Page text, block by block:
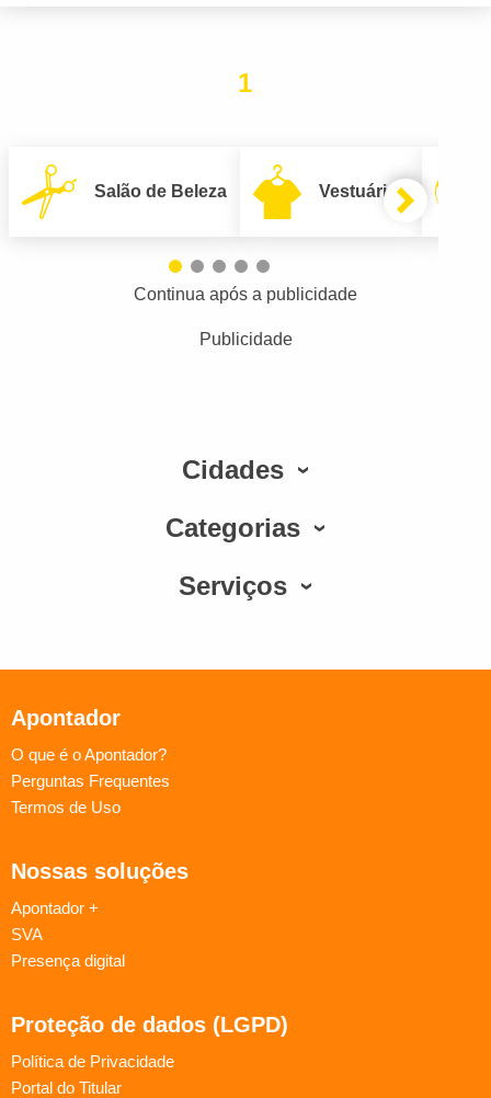
1
Salão de Beleza Vestuário
Continua após a publicidade
Publicidade
Cidades
Categorias
Serviços
Apontador
O que é o Apontador?
Perguntas Frequentes
Termos de Uso
Nossas soluções
Apontador +
SVA
Presença digital
Proteção de dados (LGPD)
Política de Privacidade
Portal do Titular